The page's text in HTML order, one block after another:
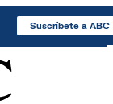
Suscríbete a ABC